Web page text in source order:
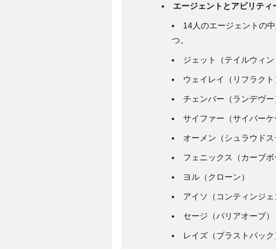
エージェントとアビリティ
14人のエージェントの
つ。
ジェット（テイルウィン
ウェイレイ（リフラクト
チェンバー（ランデヴー
サイファー（サイバーケ
オーメン（シュラウドス
フェニックス（カーブボ
ヨル（クローン）
アイソ（コンティンジェ
セージ（バリアオーブ）
レイズ（ブラストパック